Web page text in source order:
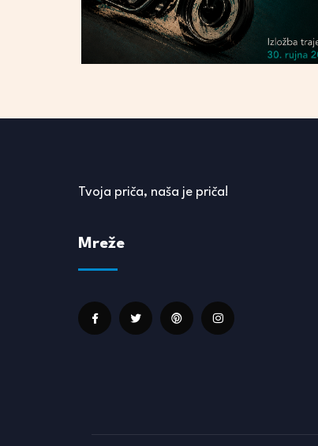
Tvoja priča, naša je priča!
Mreže